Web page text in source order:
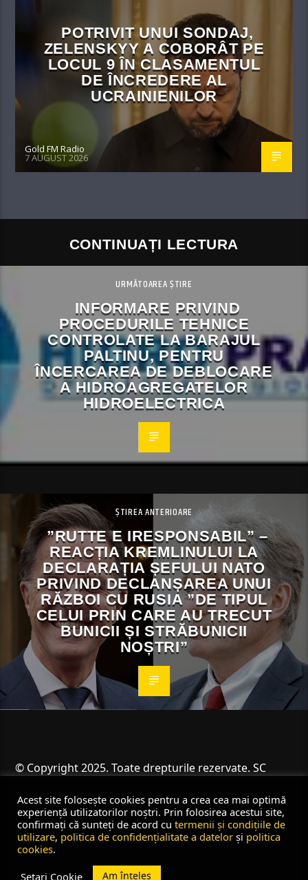
POTRIVIT UNUI SONDAJ,
ZELENSKYY A COBORÂT PE
LOCUL 9 ÎN CLASAMENTUL
DE ÎNCREDERE AL
UCRAINIENILOR
Gold FM Radio
7 AUGUST 2026
CONTINUAȚI LECTURA
URMĂTOAREA ȘTIRE
INFORMARE PRIVIND
PROCEDURILE TEHNICE
CONTROLATE LA BARAJUL
PALTINU, PENTRU
ÎNCERCAREA DE DEBLOCARE
A HIDROAGREGATELOR
HIDROELECTRICA
ȘTIREA ANTERIOARE
”RUTTE E IRESPONSABIL” –
REACȚIA KREMLINULUI LA
DECLARAȚIA ȘEFULUI NATO
PRIVIND DECLANȘAREA UNUI
RĂZBOI CU RUSIA ”DE TIPUL
CELUI PRIN CARE AU TRECUT
BUNICII ȘI STRĂBUNICII
NOȘTRI”
© Copyright 2025. Toate drepturile rezervate. SC
Acest site folosește cookies pentru a crea cea mai optimă
experiență utilizatorilor noștri. Prin folosirea acestui site,
confirmați că sunteți de acord cu termenii și condițiile de
utilizare, politica de confidențialitate a datelor și politica
cookies.
Setari Cookie
Am înțeles